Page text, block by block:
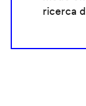
ricerca